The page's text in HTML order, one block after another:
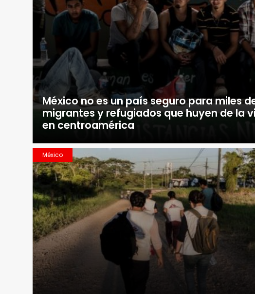
México no es un país seguro para miles
migrantes y refugiados que huyen de la
en centroamérica
México